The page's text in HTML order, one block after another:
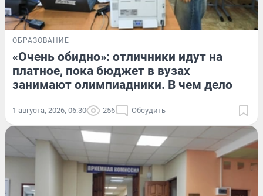
ОБРАЗОВАНИЕ
«Очень обидно»: отличники идут на
платное, пока бюджет в вузах
занимают олимпиадники. В чем дело
1 августа, 2026, 06:30 256 Обсудить